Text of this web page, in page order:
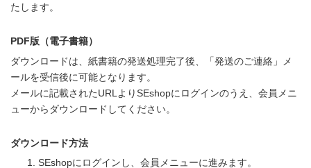
たします。
PDF版（電子書籍）
ダウンロードは、紙書籍の発送処理完了後、「発送のご連絡」メ
ールを受信後に可能となります。
メールに記載されたURLよりSEshopにログインのうえ、会員メニ
ューからダウンロードしてください。
ダウンロード方法
SEshopにログインし、会員メニューに進みます。